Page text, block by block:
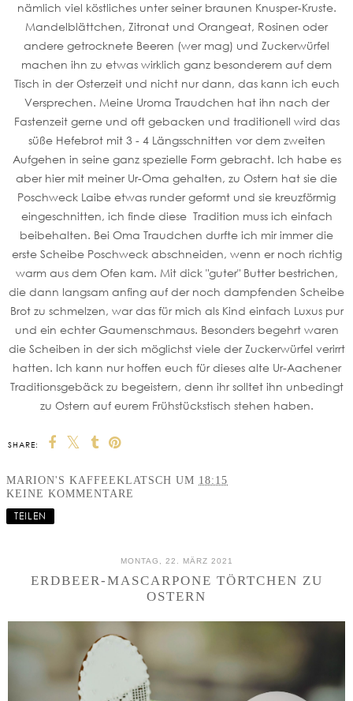
nämlich viel köstliches unter seiner braunen Knusper-Kruste.
Mandelblättchen, Zitronat und Orangeat, Rosinen oder
andere getrocknete Beeren (wer mag) und Zuckerwürfel
machen ihn zu etwas wirklich ganz besonderem auf dem
Tisch in der Osterzeit und nicht nur dann, das kann ich euch
Versprechen. Meine Uroma Traudchen hat ihn nach der
Fastenzeit gerne und oft gebacken und traditionell wird das
süße Hefebrot mit 3 - 4 Längsschnitten vor dem zweiten
Aufgehen in seine ganz spezielle Form gebracht. Ich habe es
aber hier mit meiner Ur-Oma gehalten, zu Ostern hat sie die
Poschweck Laibe etwas runder geformt und sie kreuzförmig
eingeschnitten, ich finde diese Tradition muss ich einfach
beibehalten. Bei Oma Traudchen durfte ich mir immer die
erste Scheibe Poschweck abschneiden, wenn er noch richtig
warm aus dem Ofen kam. Mit dick "guter" Butter bestrichen,
die dann langsam anfing auf der noch dampfenden Scheibe
Brot zu schmelzen, war das für mich als Kind einfach Luxus pur
und ein echter Gaumenschmaus. Besonders begehrt waren
die Scheiben in der sich möglichst viele der Zuckerwürfel verirrt
hatten. Ich kann nur hoffen euch für dieses alte Ur-Aachener
Traditionsgebäck zu begeistern, denn ihr solltet ihn unbedingt
zu Ostern auf eurem Frühstückstisch stehen haben.
SHARE:
MARION'S KAFFEEKLATSCH UM 18:15
KEINE KOMMENTARE
TEILEN
MONTAG, 22. MÄRZ 2021
ERDBEER-MASCARPONE TÖRTCHEN ZU
OSTERN